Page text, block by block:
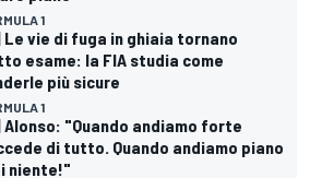
1
Le vie di fuga in ghiaia tornano
esame: la FIA studia come
più sicure
1
Alonso: "Quando andiamo forte
di tutto. Quando andiamo piano
niente!"